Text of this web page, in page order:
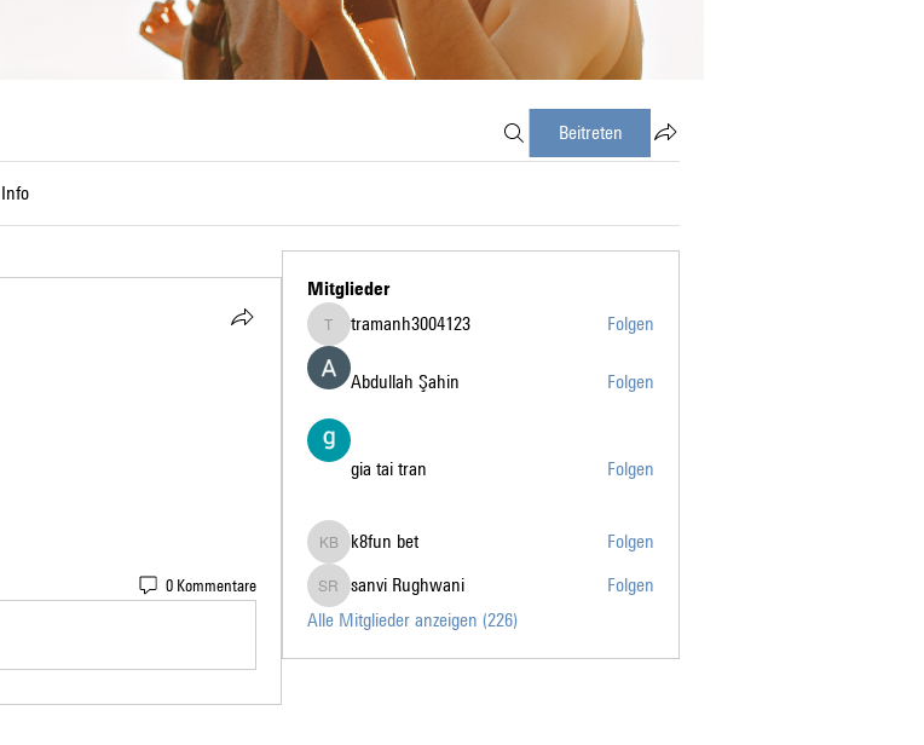
Beitreten
Info
0 Kommentare
Mitglieder
tramanh3004123
tramanh3004123 Folgen
Abdullah Şahin Folgen
gia tai tran Folgen
k8fun bet
k8fun bet Folgen
sanvi Rughwani
sanvi Rughwani
Folgen
Alle Mitglieder anzeigen (226)